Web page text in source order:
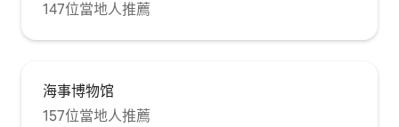
147位當地人推薦
海事博物馆
157位當地人推薦